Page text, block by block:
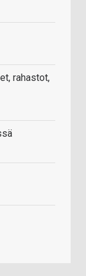
rahastot,